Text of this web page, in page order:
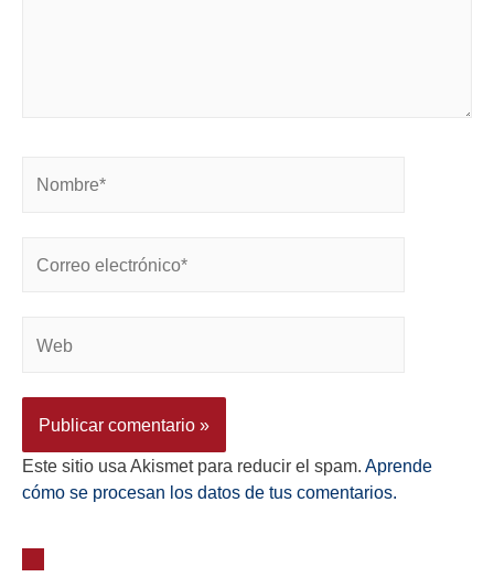
Este sitio usa Akismet para reducir el spam. Aprende
cómo se procesan los datos de tus comentarios.